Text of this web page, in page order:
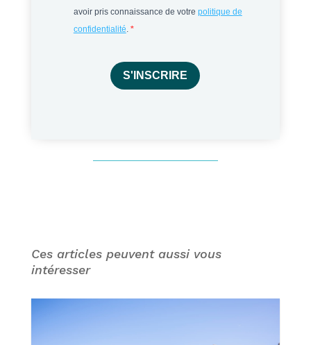
avoir pris connaissance de votre politique de
confidentialité
S'INSCRIRE
Ces articles peuvent aussi vous
intéresser